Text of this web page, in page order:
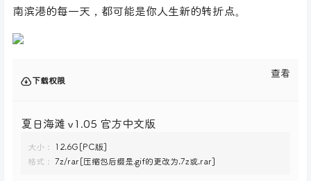
南滨港的每一天，都可能是你人生新的转折点。
下载权限
查看
夏日海滩 v1.05 官方中文版
大小：
12.6G[PC版]
格式：
7z/rar[压缩包后缀是.gif的更改为.7z或.rar]